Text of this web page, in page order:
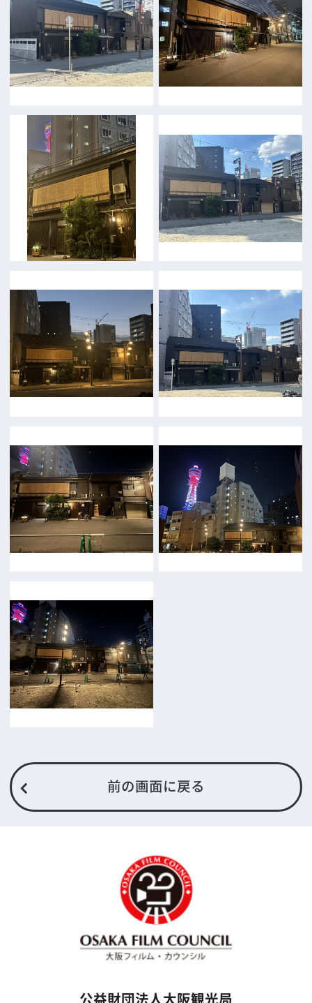
前の画面に戻る
大阪フィルム・カウンシル
〒542-0081 大阪市中央区南船場4-4-21
TODA BUILDING 心斎橋 5F
TEL 06-6282-5905
FAX 06-6282-5915
トップページ
What's New
大阪フィルム・カウンシルとは
メッセージ
よくあるご質問
過去の実績
リンク集
English
撮影される方
撮影に協力して欲しい(ロケーション支援に関
映像関連企業を知りたい(検索)
映像関連企業に登録したい